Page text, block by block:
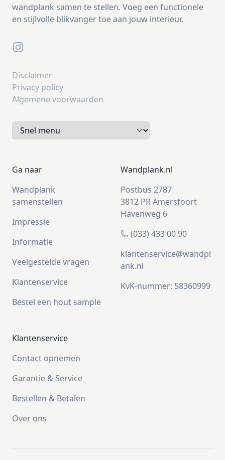
wandplank samen te stellen. Voeg een functionele
en stijlvolle blikvanger toe aan jouw interieur.
Instagram
Disclaimer
Privacy policy
Algemene voorwaarden
Ga naar
Wandplank
samenstellen
Impressie
Informatie
Veelgestelde vragen
Klantenservice
Bestel een hout sample
Klantenservice
Contact opnemen
Garantie & Service
Bestellen & Betalen
Over ons
Wandplank.nl
Postbus 2787
3812 PR Amersfoort
Havenweg 6
(033) 433 00 90
klantenservice@wandpl
ank.nl
KvK-nummer: 58360999